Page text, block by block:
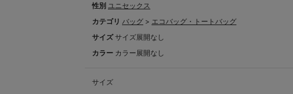
性別 ユニセックス
カテゴリ バッグ > エコバッグ・トートバッグ
サイズ サイズ展開なし
カラー カラー展開なし
サイズ